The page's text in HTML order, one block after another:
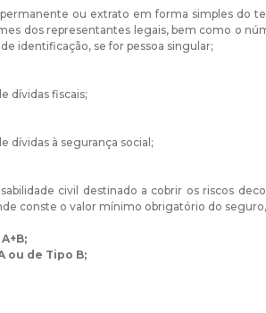
ou extrato em forma simples do
dos representantes legais, bem como o
identificação, se for pessoa singular;
dívidas fiscais;
dívidas à segurança social;
civil destinado a cobrir os riscos
conste o valor mínimo obrigatório do
ou de Tipo B;